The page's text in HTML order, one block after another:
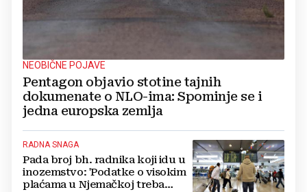
NEOBIČNE POJAVE
Pentagon objavio stotine tajnih
dokumenate o NLO-ima: Spominje se i
jedna europska zemlja
RADNA SNAGA
Pada broj bh. radnika koji idu u
inozemstvo: 'Podatke o visokim
plaćama u Njemačkoj treba